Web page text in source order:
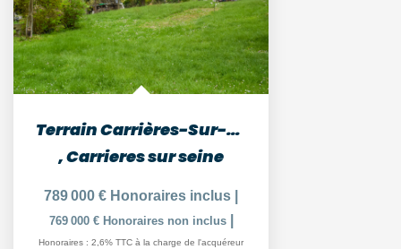
Terrain Carrières-Sur-Seine - 1586 m²
,Carrieres sur seine
789 000 € Honoraires inclus
769 000 € Honoraires non inclus
Honoraires : 2,6% TTC à la charge de l'acquéreur